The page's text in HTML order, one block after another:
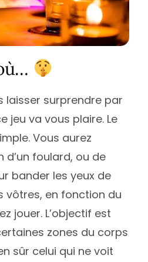
laisser surprendre par
jeu va vous plaire. Le
Vous aurez
d’un foulard, ou de
bander les yeux de
vôtres, en fonction du
jouer. L’objectif est
zones du corps
sûr celui qui ne voit